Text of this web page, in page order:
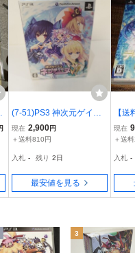
(7-51)PS3 神次元ゲイム
ネプテューヌV 神限定版
限定BOX フィギュア CD
ルハート
現在 2,900円
＋送料810円
入札 - 残り 2日
最安値を見る
【
【
イブ
現在
＋送
入札 -
3